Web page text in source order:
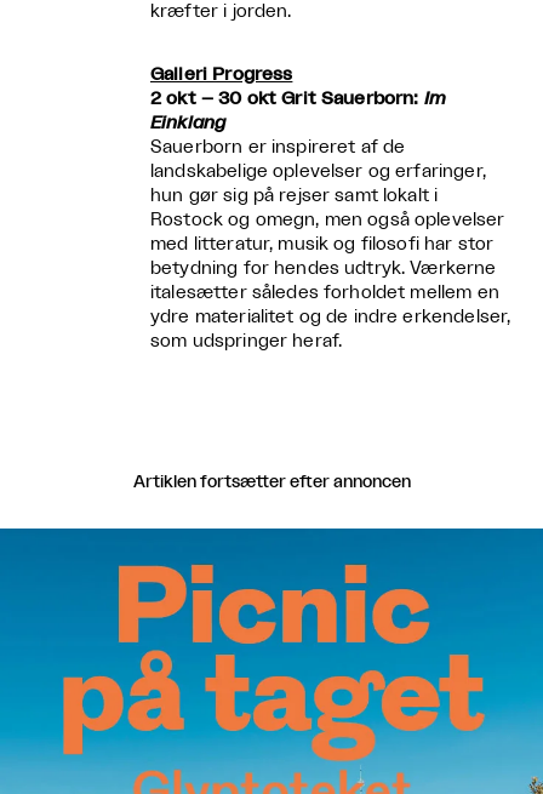
kræfter i jorden.
Galleri Progress
2 okt – 30 okt Grit Sauerborn: Im
Einklang
Sauerborn er inspireret af de
landskabelige oplevelser og erfaringer,
hun gør sig på rejser samt lokalt i
Rostock og omegn, men også oplevelser
med litteratur, musik og filosofi har stor
betydning for hendes udtryk. Værkerne
italesætter således forholdet mellem en
ydre materialitet og de indre erkendelser,
som udspringer heraf.
Artiklen fortsætter efter annoncen